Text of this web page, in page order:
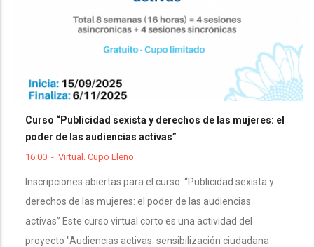
Curso “Publicidad sexista y derechos de las mujeres: el
poder de las audiencias activas”
16:00 - Virtual. Cupo Lleno
Inscripciones abiertas para el curso: “Publicidad sexista y
derechos de las mujeres: el poder de las audiencias
activas” Este curso virtual corto es una actividad del
proyecto "Audiencias activas: sensibilización ciudadana